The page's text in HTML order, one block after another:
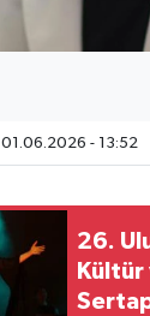
01.06.2026 - 13:52
26.